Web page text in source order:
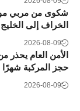
شكوى من مربي
الخراف إلى الخليج
2026-08-09
الأمن العام يحذر
حجز المركبة شهرًا وغرامة
2026-08-09